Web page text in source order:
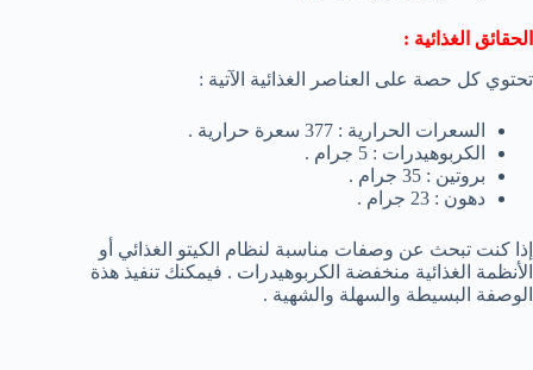
الحقائق الغذائية :
تحتوي كل حصة على العناصر الغذائية الآتية :
السعرات الحرارية : 377 سعرة حرارية .
الكربوهيدرات : 5 جرام .
بروتين : 35 جرام .
دهون : 23 جرام .
إذا كنت تبحث عن وصفات مناسبة لنظام الكيتو الغذائي أو
الأنظمة الغذائية منخفضة الكربوهيدرات . فيمكنك تنفيذ هذة
الوصفة البسيطة والسهلة والشهية .